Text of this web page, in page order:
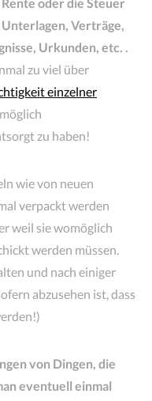
Verträge,
Urkunden, etc. .
zu viel über
einzelner
zu haben!
wie von neuen
verpackt werden
weil sie womöglich
werden müssen.
und nach einiger
abzusehen ist, dass
von Dingen, die
eventuell einmal